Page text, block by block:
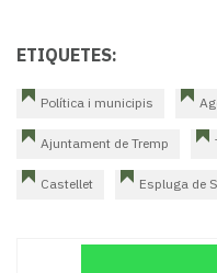
ETIQUETES:
Política i municipis
Ajuntament de Tremp
Castellet Espluga de